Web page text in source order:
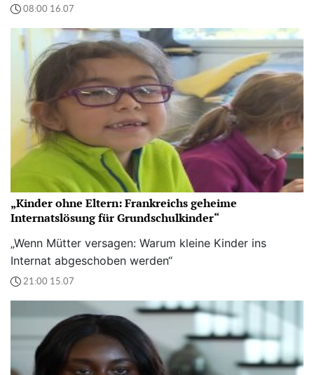
08:00 16.07
„Kinder ohne Eltern: Frankreichs geheime
Internatslösung für Grundschulkinder“
„Wenn Mütter versagen: Warum kleine Kinder ins
Internat abgeschoben werden“
21:00 15.07